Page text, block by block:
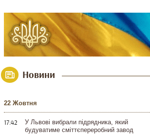
Новини
22 Жовтня
17:42
У Львові вибрали підрядника, який
будуватиме сміттєпереробний завод